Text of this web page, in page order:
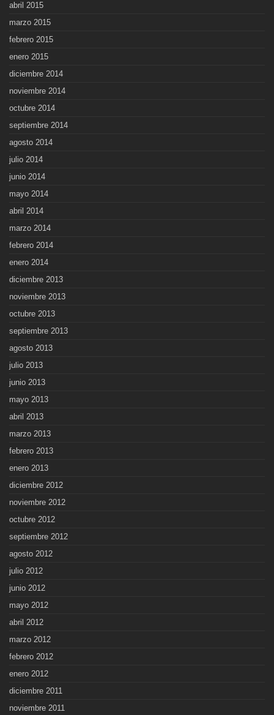
abril 2015
marzo 2015
febrero 2015
enero 2015
diciembre 2014
noviembre 2014
octubre 2014
septiembre 2014
agosto 2014
julio 2014
junio 2014
mayo 2014
abril 2014
marzo 2014
febrero 2014
enero 2014
diciembre 2013
noviembre 2013
octubre 2013
septiembre 2013
agosto 2013
julio 2013
junio 2013
mayo 2013
abril 2013
marzo 2013
febrero 2013
enero 2013
diciembre 2012
noviembre 2012
octubre 2012
septiembre 2012
agosto 2012
julio 2012
junio 2012
mayo 2012
abril 2012
marzo 2012
febrero 2012
enero 2012
diciembre 2011
noviembre 2011